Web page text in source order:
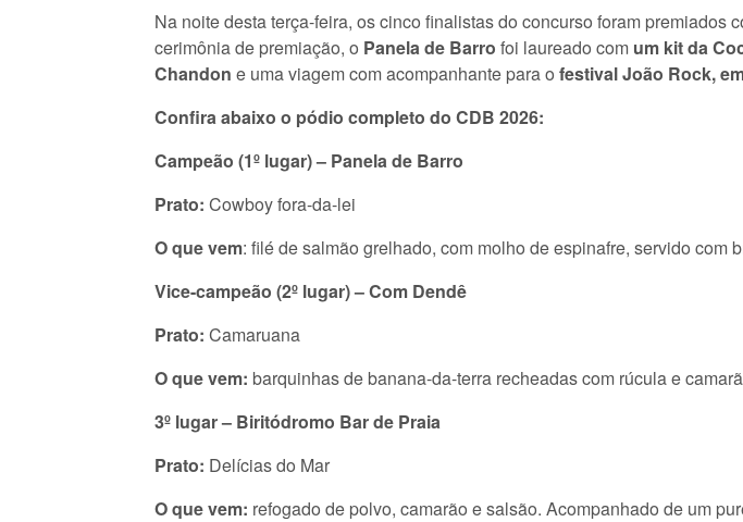
Na noite desta terça-feira, os cinco finalistas do concurso foram premiados
cerimônia de premiação, o Panela de Barro foi laureado com um kit da
Chandon e uma viagem com acompanhante para o festival João Rock,
Confira abaixo o pódio completo do CDB 2026:
Campeão (1º lugar) – Panela de Barro
Prato: Cowboy fora-da-lei
O que vem: filé de salmão grelhado, com molho de espinafre, servido
Vice-campeão (2º lugar) – Com Dendê
Prato: Camaruana
O que vem: barquinhas de banana-da-terra recheadas com rúcula e
3º lugar – Biritódromo Bar de Praia
Prato: Delícias do Mar
O que vem: refogado de polvo, camarão e salsão. Acompanhado de um